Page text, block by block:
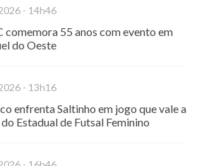
- 14h46
comemora 55 anos com evento em
do Oeste
- 13h16
enfrenta Saltinho em jogo que vale a
Estadual de Futsal Feminino